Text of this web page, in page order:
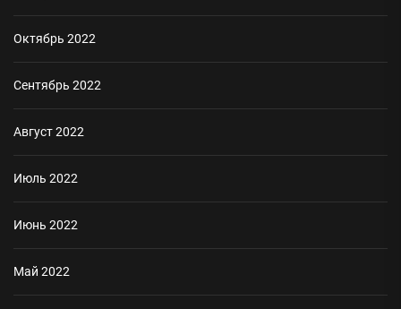
Октябрь 2022
Сентябрь 2022
Август 2022
Июль 2022
Июнь 2022
Май 2022